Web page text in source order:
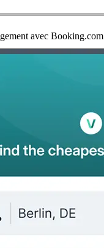
avec Booking.com